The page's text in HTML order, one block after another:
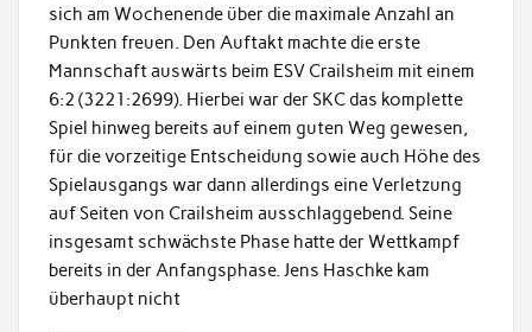
sich am Wochenende über die maximale Anzahl an
Punkten freuen. Den Auftakt machte die erste
Mannschaft auswärts beim ESV Crailsheim mit einem
6:2 (3221:2699). Hierbei war der SKC das komplette
Spiel hinweg bereits auf einem guten Weg gewesen,
für die vorzeitige Entscheidung sowie auch Höhe des
Spielausgangs war dann allerdings eine Verletzung
auf Seiten von Crailsheim ausschlaggebend. Seine
insgesamt schwächste Phase hatte der Wettkampf
bereits in der Anfangsphase. Jens Haschke kam
überhaupt nicht